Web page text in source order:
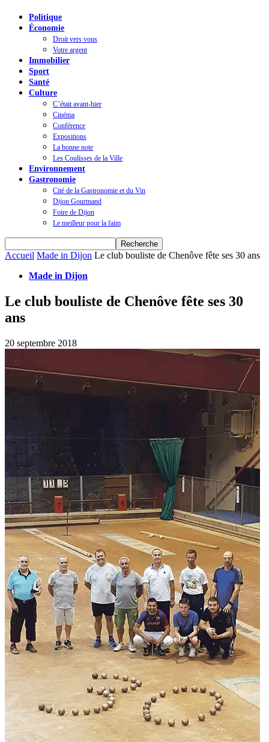
Politique
Économie
Droit vers vous
Votre argent
Immobilier
Sport
Santé
Culture
C’était avant-hier
Cinéma
Conférence
Expositions
La bonne note
Les Coulisses de la Ville
Environnement
Gastronomie
Cité de la Gastronomie et du Vin
Dijon Gourmand
Foire de Dijon
Le meilleur pour la faim
Accueil Made in Dijon Le club bouliste de Chenôve fête ses 30 ans
Made in Dijon
Le club bouliste de Chenôve fête ses 30
ans
20 septembre 2018